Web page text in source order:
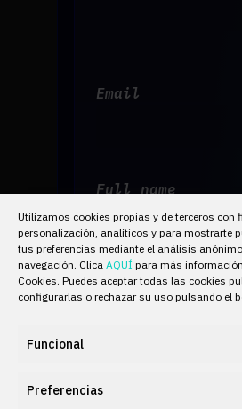
Utilizamos cookies propias y de terceros con
personalización, analíticos y para mostrarte
tus preferencias mediante el análisis
navegación. Clica AQUÍ para más
Cookies. Puedes aceptar todas las cookies
configurarlas o rechazar su uso pulsando el
Funcional
Preferencias
Email
Full name
Phone